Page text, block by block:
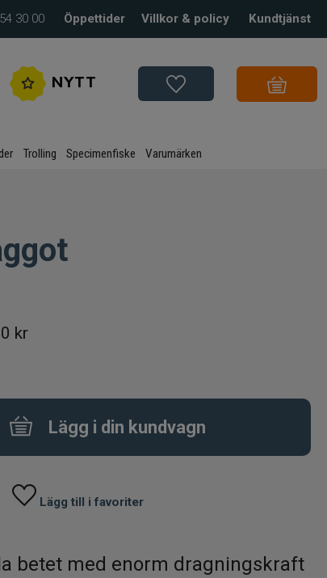
54 30 00 Öppettider Villkor & policy Kundtjänst
NYTT
Trolling Specimenfiske Varumärken
kr
Lägg i din kundvagn
Lägg till i favoriter
betet med enorm dragningskraft